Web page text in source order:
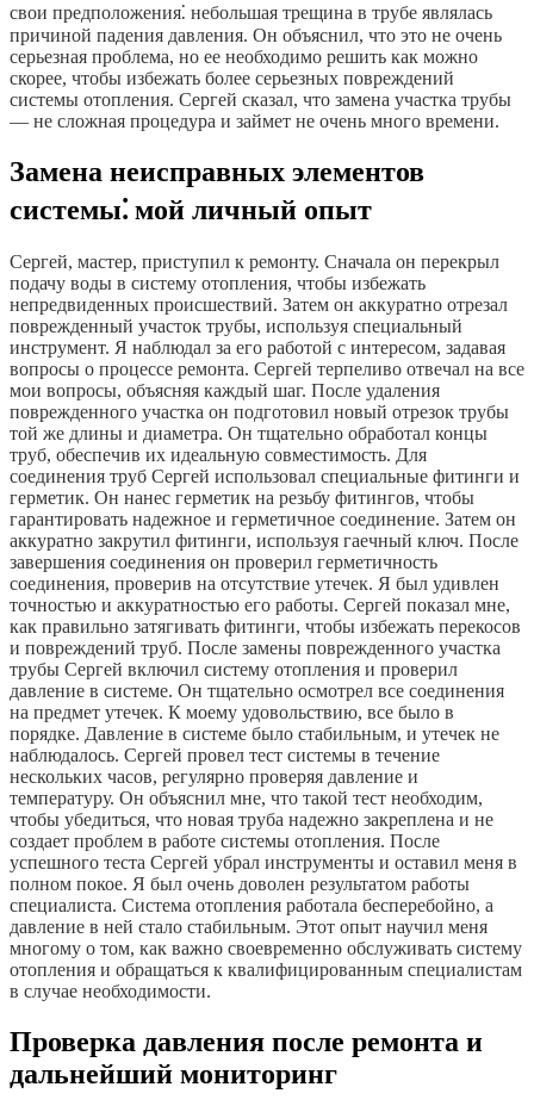
свои предположения⁚ небольшая трещина в трубе являлась
причиной падения давления. Он объяснил, что это не очень
серьезная проблема, но ее необходимо решить как можно
скорее, чтобы избежать более серьезных повреждений
системы отопления. Сергей сказал, что замена участка трубы
— не сложная процедура и займет не очень много времени.
Замена неисправных элементов
системы⁚ мой личный опыт
Сергей, мастер, приступил к ремонту. Сначала он перекрыл
подачу воды в систему отопления, чтобы избежать
непредвиденных происшествий. Затем он аккуратно отрезал
поврежденный участок трубы, используя специальный
инструмент. Я наблюдал за его работой с интересом, задавая
вопросы о процессе ремонта. Сергей терпеливо отвечал на все
мои вопросы, объясняя каждый шаг. После удаления
поврежденного участка он подготовил новый отрезок трубы
той же длины и диаметра. Он тщательно обработал концы
труб, обеспечив их идеальную совместимость. Для
соединения труб Сергей использовал специальные фитинги и
герметик. Он нанес герметик на резьбу фитингов, чтобы
гарантировать надежное и герметичное соединение. Затем он
аккуратно закрутил фитинги, используя гаечный ключ. После
завершения соединения он проверил герметичность
соединения, проверив на отсутствие утечек. Я был удивлен
точностью и аккуратностью его работы. Сергей показал мне,
как правильно затягивать фитинги, чтобы избежать перекосов
и повреждений труб. После замены поврежденного участка
трубы Сергей включил систему отопления и проверил
давление в системе. Он тщательно осмотрел все соединения
на предмет утечек. К моему удовольствию, все было в
порядке. Давление в системе было стабильным, и утечек не
наблюдалось. Сергей провел тест системы в течение
нескольких часов, регулярно проверяя давление и
температуру. Он объяснил мне, что такой тест необходим,
чтобы убедиться, что новая труба надежно закреплена и не
создает проблем в работе системы отопления. После
успешного теста Сергей убрал инструменты и оставил меня в
полном покое. Я был очень доволен результатом работы
специалиста. Система отопления работала бесперебойно, а
давление в ней стало стабильным. Этот опыт научил меня
многому о том, как важно своевременно обслуживать систему
отопления и обращаться к квалифицированным специалистам
в случае необходимости.
Проверка давления после ремонта и
дальнейший мониторинг